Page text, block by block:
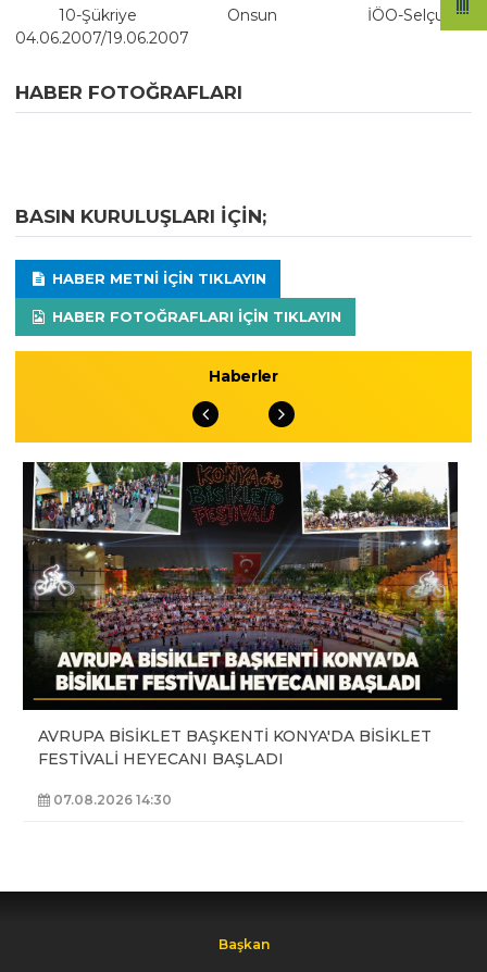
10-Şükriye Onsun İÖO-Selçuklu-
04.06.2007/19.06.2007
HABER FOTOĞRAFLARI
BASIN KURULUŞLARI IÇIN;
HABER METNI IÇIN TIKLAYIN
HABER FOTOĞRAFLARI IÇIN TIKLAYIN
Haberler
AVRUPA BİSİKLET BAŞKENTİ KONYA'DA BİSİKLET
FESTİVALİ HEYECANI BAŞLADI
07.08.2026 14:30
Başkan